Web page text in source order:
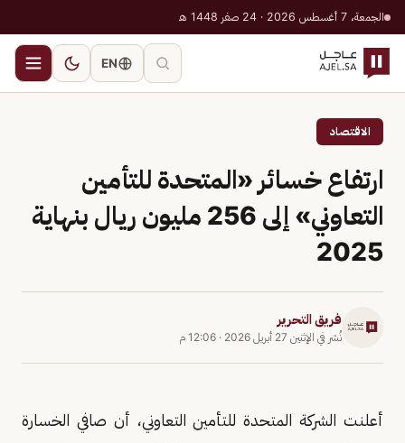
الجمعة، 7 أغسطس 2026 · 24 صفر 1448 هـ
EN
الاقتصاد
ارتفاع خسائر «المتحدة للتأمين
التعاوني» إلى 256 مليون ريال بنهاية
2025
فريق التحرير
نُشر في الإثنين 27 أبريل 2026 · 12:06 م
أعلنت الشركة المتحدة للتأمين التعاوني، أن صافي الخسارة